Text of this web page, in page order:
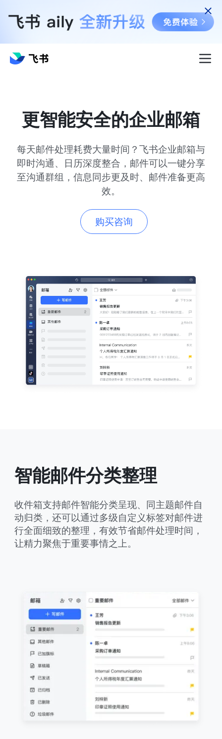
更智能安全的企业邮箱
每天邮件处理耗费大量时间？飞书企业邮箱与
即时沟通、日历深度整合，邮件可以一键分享
至沟通群组，信息同步更及时、邮件准备更高
效。
购买咨询
智能邮件分类整理
收件箱支持邮件智能分类呈现、同主题邮件自
动归类，还可以通过多级自定义标签对邮件进
行全面细致的整理，有效节省邮件处理时间，
让精力聚焦于重要事情之上。